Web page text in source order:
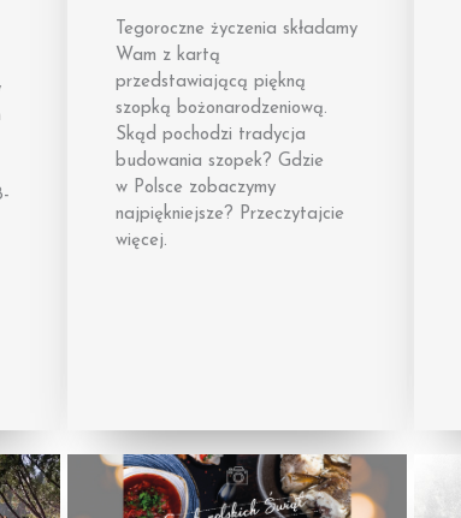
Tegoroczne życzenia składamy
Wam z kartą
przedstawiającą piękną
szopką bożonarodzeniową.
Skąd pochodzi tradycja
budowania szopek? Gdzie
w Polsce zobaczymy
najpiękniejsze? Przeczytajcie
więcej.